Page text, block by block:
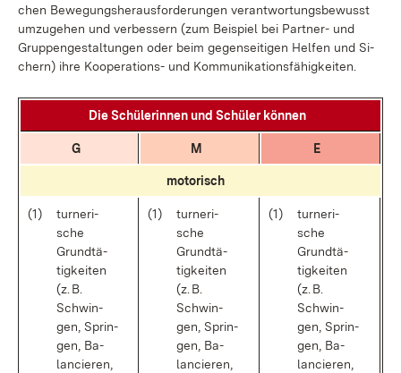
chen Be­we­gungs­her­aus­for­de­run­gen ver­ant­wor­tungs­be­wusst
um­zu­ge­hen und ver­bes­sern (zum Bei­spiel bei Part­ner- und
Grup­pen­ge­stal­tun­gen oder beim ge­gen­sei­ti­gen Hel­fen und Si­
chern) ih­re Ko­ope­ra­ti­ons- und Kom­mu­ni­ka­ti­ons­fä­hig­kei­ten.
Die Schü­le­rin­nen und Schü­ler kön­nen
G M E
mo­to­risch
(1)
tur­ne­ri­
sche
Grund­tä­
tig­kei­ten
(z. B.
Schwin­
gen, Sprin­
gen, Ba­
lan­cie­ren,
(1)
tur­ne­ri­
sche
Grund­tä­
tig­kei­ten
(z. B.
Schwin­
gen, Sprin­
gen, Ba­
lan­cie­ren,
(1)
tur­ne­ri­
sche
Grund­tä­
tig­kei­ten
(z. B.
Schwin­
gen, Sprin­
gen, Ba­
lan­cie­ren,